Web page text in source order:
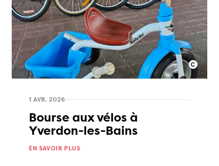
1 AVR. 2026
Bourse aux vélos à
Yverdon-les-Bains
EN SAVOIR PLUS